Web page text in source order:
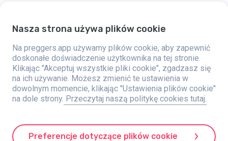
Preggers to aplikacja stworzona przez szwedzką firmę Stroller AB w 2017
upieczonym rodzicom na całym świecie. Dzięki wszechstronnemu
zespołowi i współpracy z ekspertami, firma opracowała przyjazne dla
użytkownika aplikacje, które zostały już wykorzystane przez ponad dwa
miliony osób. Preggers oferuje unikalne doświadczenie 3D, które
zapewnia aktualizacje, porady i narzędzia dostosowane do każdego
etapu ciąży. Aplikacja wspiera także nowych rodziców, oferując
praktyczne porady dotyczące opieki nad noworodkami. Preggers ceni
różnorodność i integrację, wspierając różne rodzaje rodzin. Aplikacja
została pobrana miliony razy w 203 krajach, zdobywając wysokie oceny i
rozszerzanie swojej oferty, aby sprostać zmieniającym się potrzebom
rodziców.
Nasza strona używa plików cookie
Na preggers.app używamy plików cookie, aby zapewnić
doskonałe doświadczenie użytkownika na tej stronie.
Klikając "Akceptuj wszystkie pliki cookie", zgadzasz się
na ich używanie. Możesz zmienić te ustawienia w
dowolnym momencie, klikając "Ustawienia plików cookie"
na dole strony. Przeczytaj naszą politykę cookies tutaj.
Preferencje dotyczące plików cookie